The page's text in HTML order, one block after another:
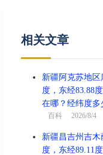
相关文章
新疆阿克苏地区
度，东经83.88
在哪？经纬度多
百科 2026/8/4
新疆昌吉州吉
度，东经89.11